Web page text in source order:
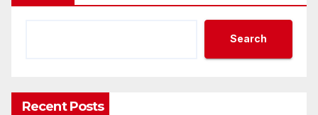
Search
Recent Posts